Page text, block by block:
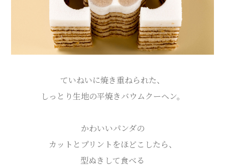
ていねいに焼き重ねられた、
しっとり生地の平焼きバウムクーヘン。
かわいいパンダの
カットとプリントをほどこしたら、
型ぬきして食べる